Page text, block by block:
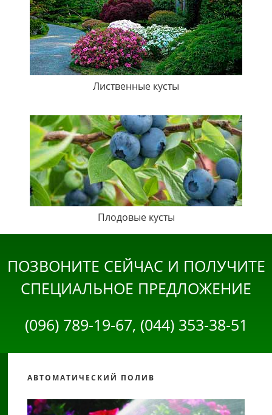
Лиственные кусты
Плодовые кусты
ПОЗВОНИТЕ СЕЙЧАС И ПОЛУЧИТЕ
СПЕЦИАЛЬНОЕ ПРЕДЛОЖЕНИЕ
(096) 789-19-67, (044) 353-38-51
АВТОМАТИЧЕСКИЙ ПОЛИВ